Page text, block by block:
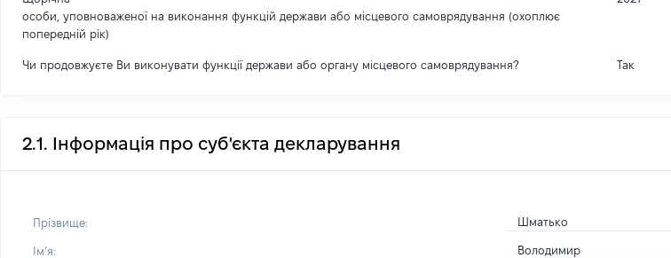
особи, уповноваженої на виконання функцій держави або місцевого самоврядування (охоплює
попередній рік)
Чи продовжуєте Ви виконувати функції держави або органу місцевого самоврядування? Так
2.1. Інформація про суб'єкта декларування
Прізвище: Шматько
Імʼя: Володимир